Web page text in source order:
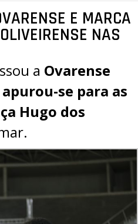
E MARCA
NAS
a Ovarense
apurou-se para as
Hugo dos